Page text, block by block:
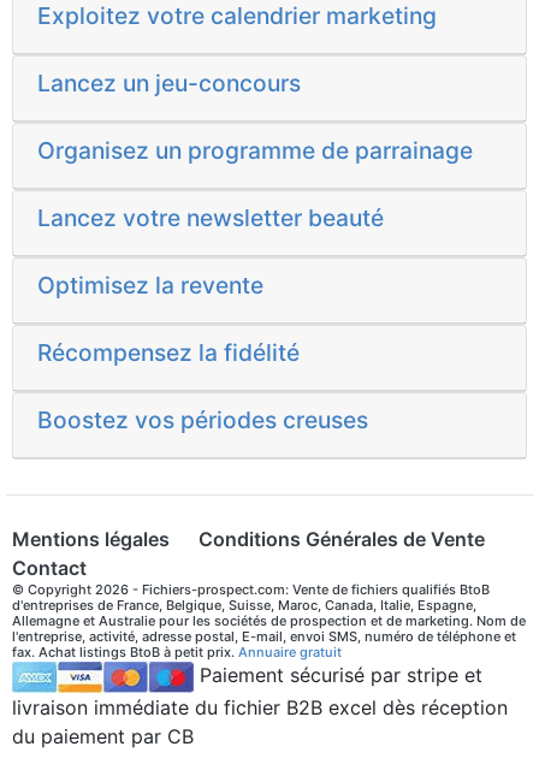
Exploitez votre calendrier marketing
Lancez un jeu-concours
Organisez un programme de parrainage
Lancez votre newsletter beauté
Optimisez la revente
Récompensez la fidélité
Boostez vos périodes creuses
Mentions légales
Conditions Générales de Vente
Contact
© Copyright 2026 - Fichiers-prospect.com: Vente de fichiers qualifiés BtoB
d'entreprises de France, Belgique, Suisse, Maroc, Canada, Italie, Espagne,
Allemagne et Australie pour les sociétés de prospection et de marketing. Nom de
l'entreprise, activité, adresse postal, E-mail, envoi SMS, numéro de téléphone et
fax. Achat listings BtoB à petit prix. Annuaire gratuit
Paiement sécurisé par stripe et
livraison immédiate du fichier B2B excel dès réception
du paiement par CB